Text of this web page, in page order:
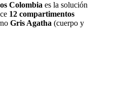
Colombia es la solución
12 compartimentos
Gris Agatha (cuerpo y